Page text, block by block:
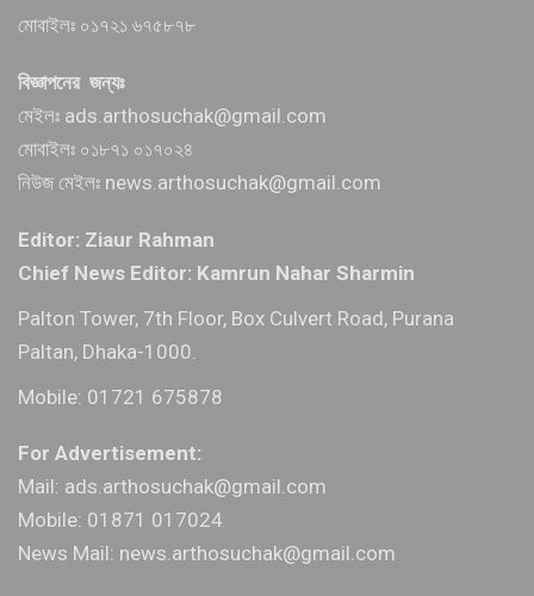
মোবাইলঃ ০১৭২১ ৬৭৫৮৭৮
বিজ্ঞাপনের জন্যঃ
মেইলঃ ads.arthosuchak@gmail.com
মোবাইলঃ ০১৮৭১ ০১৭০২৪
নিউজ মেইলঃ news.arthosuchak@gmail.com
Editor: Ziaur Rahman
Chief News Editor: Kamrun Nahar Sharmin
Palton Tower, 7th Floor, Box Culvert Road, Purana
Paltan, Dhaka-1000.
Mobile: 01721 675878
For Advertisement:
Mail: ads.arthosuchak@gmail.com
Mobile: 01871 017024
News Mail: news.arthosuchak@gmail.com